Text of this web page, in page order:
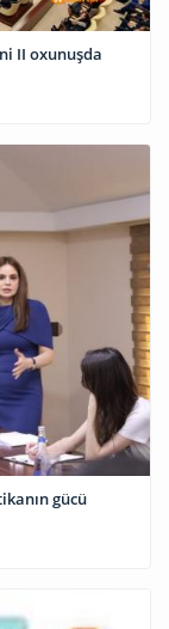
II oxunuşda
gücü